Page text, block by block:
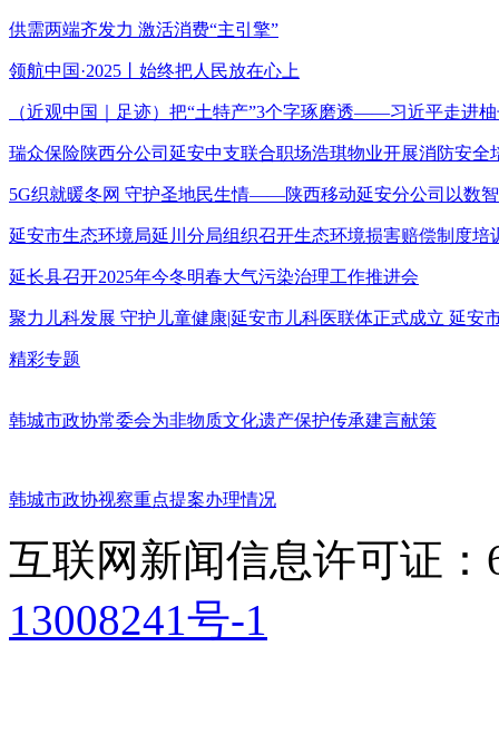
供需两端齐发力 激活消费“主引擎”
领航中国·2025丨始终把人民放在心上
（近观中国｜足迹）把“土特产”3个字琢磨透——习近平走进
瑞众保险陕西分公司延安中支联合职场浩琪物业开展消防安全
5G织就暖冬网 守护圣地民生情——陕西移动延安分公司以数
延安市生态环境局延川分局组织召开生态环境损害赔偿制度培
延长县召开2025年今冬明春大气污染治理工作推进会
聚力儿科发展 守护儿童健康|延安市儿科医联体正式成立 延安
精彩专题
韩城市政协常委会为非物质文化遗产保护传承建言献策
韩城市政协视察重点提案办理情况
互联网新闻信息许可证：
13008241号-1